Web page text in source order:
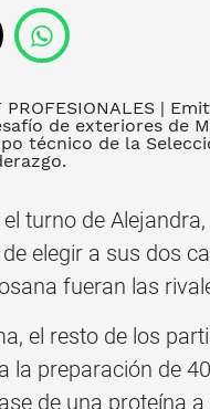
PROFESIONALES |
de exteriores de
técnico de la
turno de
elegir a sus dos
fueran las
el resto de los
la preparación de
de una proteína a